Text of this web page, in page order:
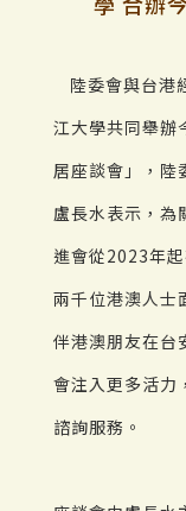
陸委會與台港
江大學共同舉辦
居座談會」，陸
盧長水表示，為
進會從2023年
兩千位港澳人士
伴港澳朋友在台
會注入更多活力
諮詢服務。